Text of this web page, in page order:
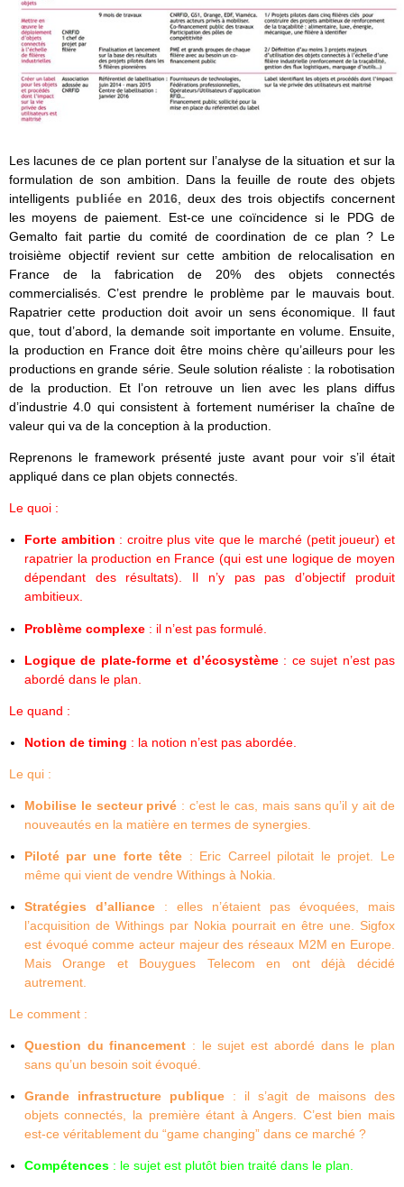
Les lacunes de ce plan portent sur l’analyse de la situation et sur la
formulation de son ambition. Dans la feuille de route des objets
intelligents publiée en 2016, deux des trois objectifs concernent
les moyens de paiement. Est-ce une coïncidence si le PDG de
Gemalto fait partie du comité de coordination de ce plan ? Le
troisième objectif revient sur cette ambition de relocalisation en
France de la fabrication de 20% des objets connectés
commercialisés. C’est prendre le problème par le mauvais bout.
Rapatrier cette production doit avoir un sens économique. Il faut
que, tout d’abord, la demande soit importante en volume. Ensuite,
la production en France doit être moins chère qu’ailleurs pour les
productions en grande série. Seule solution réaliste : la robotisation
de la production. Et l’on retrouve un lien avec les plans diffus
d’industrie 4.0 qui consistent à fortement numériser la chaîne de
valeur qui va de la conception à la production.
Reprenons le framework présenté juste avant pour voir s’il était
appliqué dans ce plan objets connectés.
Le quoi :
Forte ambition : croitre plus vite que le marché (petit joueur) et
rapatrier la production en France (qui est une logique de moyen
dépendant des résultats). Il n’y pas pas d’objectif produit
ambitieux.
Problème complexe: il n’est pas formulé.
Logique de plate-forme et d’écosystème : ce sujet n’est pas
abordé dans le plan.
Le quand :
Notion de timing : la notion n’est pas abordée.
Le qui :
Mobilise le secteur privé : c’est le cas, mais sans qu’il y ait de
nouveautés en la matière en termes de synergies.
Piloté par une forte tête : Eric Carreel pilotait le projet. Le
même qui vient de vendre Withings à Nokia.
Stratégies d’alliance : elles n’étaient pas évoquées, mais
l’acquisition de Withings par Nokia pourrait en être une . Sigfox
est évoqué comme acteur majeur des réseaux M2M en Europe.
Mais Orange et Bouygues Telecom en ont déjà décidé
autrement.
Le comment :
Question du financement : le sujet est abordé dans le plan
sans qu’un besoin soit évoqué.
Grande infrastructure publique : il s’agit de maisons des
objets connectés, la première étant à Angers. C’est bien mais
est-ce véritablement du “game changing” dans ce marché ?
Compétences : le sujet est plutôt bien traité dans le plan.